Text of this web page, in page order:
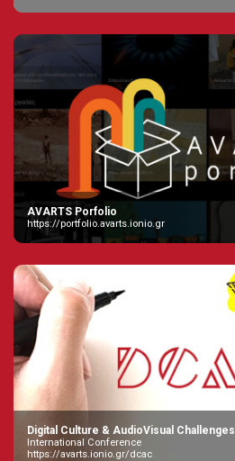
AVARTS Porfolio
https://portfolio.avarts.ionio.gr
Digital Culture & AudioVisual Challenges
International Conference
https://avarts.ionio.gr/dcac